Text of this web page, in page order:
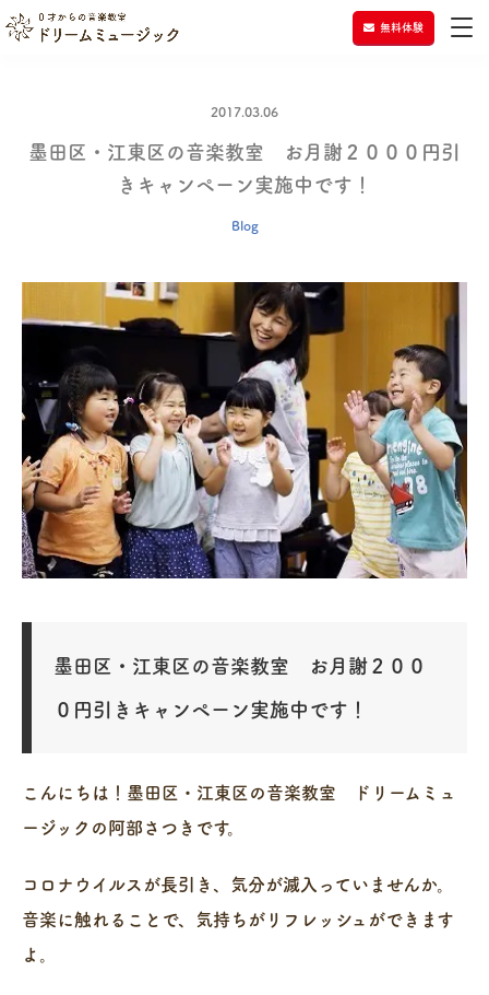
無料体験
2017.03.06
墨田区・江東区の音楽教室 お月謝２０００円引
きキャンペーン実施中です！
Blog
墨田区・江東区の音楽教室 お月謝２００
０円引きキャンペーン実施中です！
こんにちは！墨田区・江東区の音楽教室 ドリームミュ
ージックの阿部さつきです。
コロナウイルスが長引き、気分が滅入っていませんか。
音楽に触れることで、気持ちがリフレッシュができます
よ。